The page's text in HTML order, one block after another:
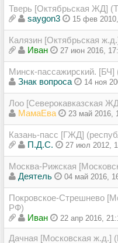
Тверь [Октябрьская ЖД]
saygon3 15 фев
Калязин [Октябрьская
Иван
27 июн 2016,
Минск-пассажирский. [БЧ]
Знак вопроса 14 ноя
Лоо [Северокавказская
МамаЕва 23 май 2016,
Казань-пасс [ГЖД]
П.Д.С. 27 июл 2012,
Москва-Рижская
Деятель
04 май 2016,
Покровское-Стрешнево
РФ)
Иван
22 апр 2016,
Дачная [Московская ж.д.]